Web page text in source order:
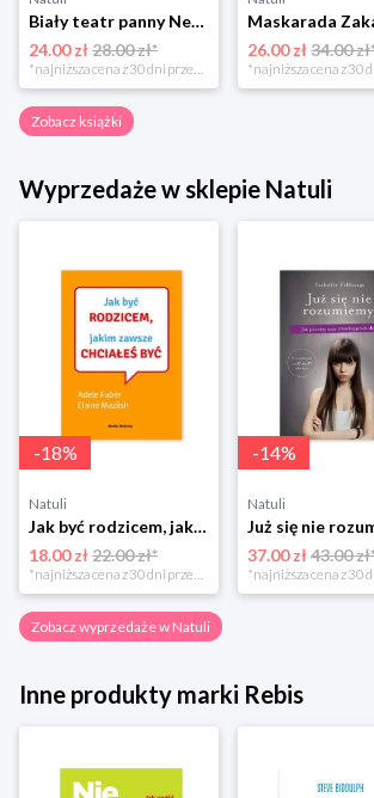
Biały teatr panny Nehemias
24.00 zł28.00 zł*
*najniższa cena z 30 dni przed obniżką
Maskarada
26.00 zł 34.00
Zobacz książki
Wyprzedaże w sklepie Natuli
-18%
Natuli
Jak być rodzicem, jakim zawsze chciałeś być Media rodzina
18.00 zł22.00 zł*
-14%
Natuli
37.00 zł 43.00
Zobacz wyprzedaże w Natuli
Inne produkty marki Rebis